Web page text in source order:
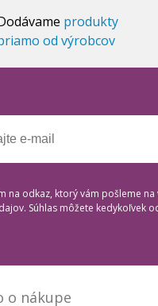
produkty
od výrobcov
na odkaz, ktorý vám pošleme na
Súhlas môžete kedykoľvek
o nákupe